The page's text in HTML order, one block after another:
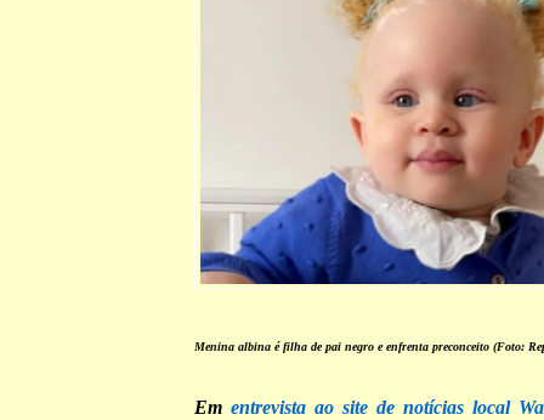
Menina albina é filha de pai negro e enfrenta preconceito (Foto:
Em entrevista ao site de notícias local